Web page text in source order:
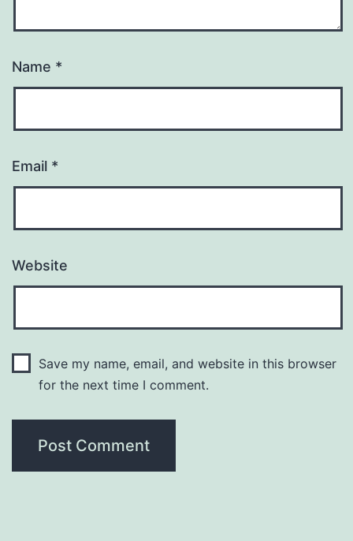
Name *
Email *
Website
Save my name, email, and website in this browser
for the next time I comment.